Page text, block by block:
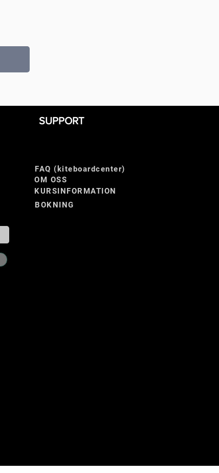
SUPPORT
FAQ (kiteboardcenter)
OM OSS
KURSINFORMATION
BOKNING